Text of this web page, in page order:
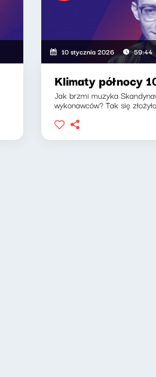
10 stycznia 2026 59:44
Klimaty północy
Jak brzmi muzyka
wykonawców? Tak się